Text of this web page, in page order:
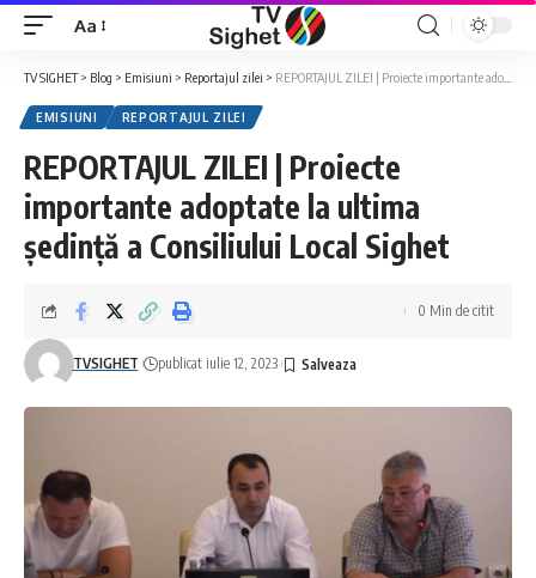
Font
Resizer
Aa
TV SIGHET> Blog > Emisiuni > Reportajul zilei > REPORTAJUL ZILEI | Proiecte importante adoptate la ultima ședință a Consiliului Local Sighet
EMISIUNI REPORTAJUL ZILEI
REPORTAJUL ZILEI | Proiecte
importante adoptate la ultima
ședință a Consiliului Local Sighet
TVSIGHET publicat iulie 12, 2023
0 Min de citit